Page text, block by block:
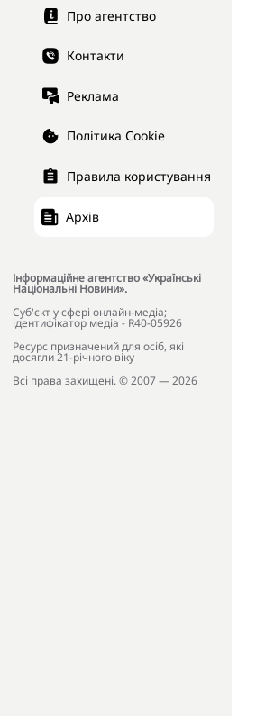
Про агентство
Контакти
Реклама
Політика Cookie
Правила користування
Архів
Інформаційне агентство «Українські
Національні Новини».
Cуб'єкт у сфері онлайн-медіа;
ідентифікатор медіа - R40-05926
Ресурс призначений для осіб, які
досягли 21-річного віку
Всі права захищені. © 2007 — 2026